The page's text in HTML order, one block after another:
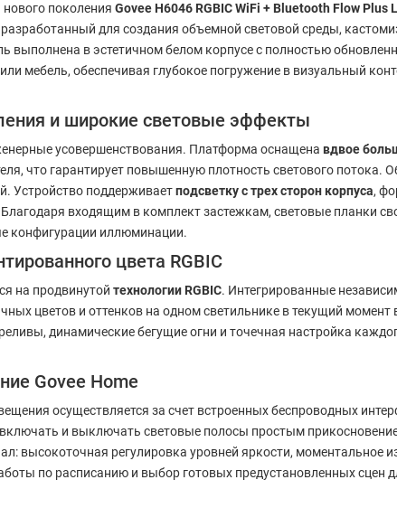
поколения Govee H6046 RGBIC WiFi + Bluetooth Flow
для создания объемной световой среды,
выполнена в эстетичном белом корпусе с полностью
мебель, обеспечивая глубокое погружение в визуальный
и широкие световые эффекты
усовершенствования. Платформа оснащена вдвое
что гарантирует повышенную плотность светового потока.
Устройство поддерживаетподсветку с трех сторон корпуса,
входящим в комплект застежкам, световые планки
конфигурации иллюминации.
цвета RGBIC
на продвинутой технологии RGBIC. Интегрированные
цветов и оттенков на одном светильнике в текущий
динамические бегущие огни и точечная настройка
Govee Home
осуществляется за счет встроенных беспроводных
и выключать световые полосы простым
высокоточная регулировка уровней яркости, моментальное
по расписанию и выбор готовых предустановленных сцен